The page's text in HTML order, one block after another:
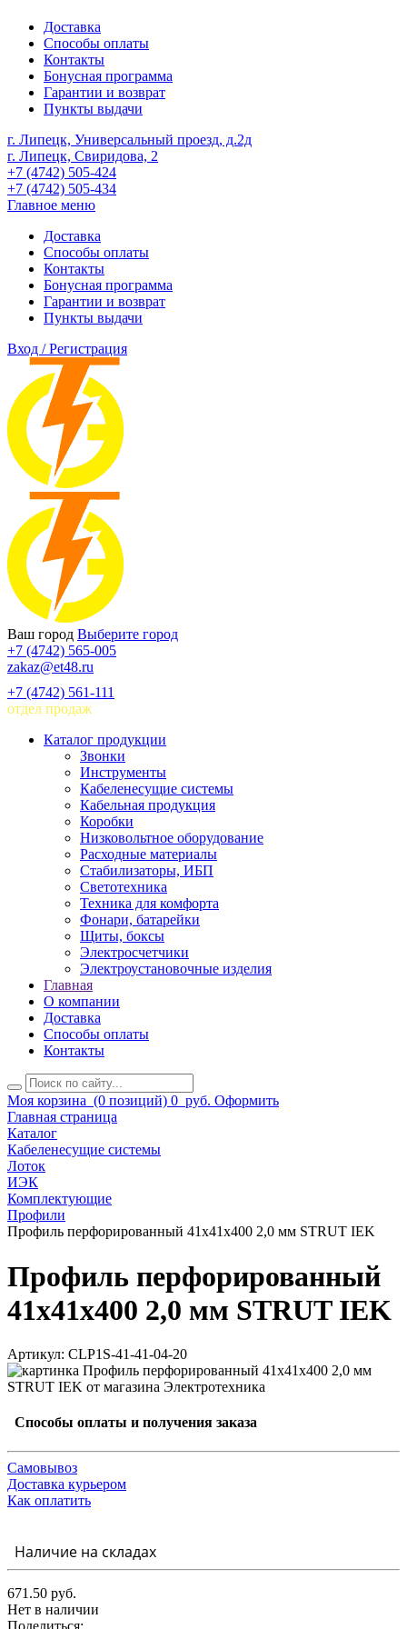
Доставка
Способы оплаты
Контакты
Бонусная программа
Гарантии и возврат
Пункты выдачи
г. Липецк, Универсальный проезд, д.2д
г. Липецк, Свиридова, 2
+7 (4742) 505-424
+7 (4742) 505-434
Главное меню
Доставка
Способы оплаты
Контакты
Бонусная программа
Гарантии и возврат
Пункты выдачи
Вход / Регистрация
Ваш город Выберите город
+7 (4742) 565-005
zakaz@et48.ru
+7 (4742) 561-111
отдел продаж
Каталог продукции
Звонки
Инструменты
Кабеленесущие системы
Кабельная продукция
Коробки
Низковольтное оборудование
Расходные материалы
Стабилизаторы, ИБП
Светотехника
Техника для комфорта
Фонари, батарейки
Щиты, боксы
Электросчетчики
Электроустановочные изделия
Главная
О компании
Доставка
Способы оплаты
Контакты
Моя корзина (0 позиций) 0 руб. Оформить
Главная страница
Каталог
Кабеленесущие системы
Лоток
ИЭК
Комплектующие
Профили
Профиль перфорированный 41x41х400 2,0 мм STRUT IEK
Профиль перфорированный
41x41х400 2,0 мм STRUT IEK
Артикул: CLP1S-41-41-04-20
Способы оплаты и получения заказа
Самовывоз
Доставка курьером
Как оплатить
Наличие на складах
671.50 руб.
Нет в наличии
Поделиться: